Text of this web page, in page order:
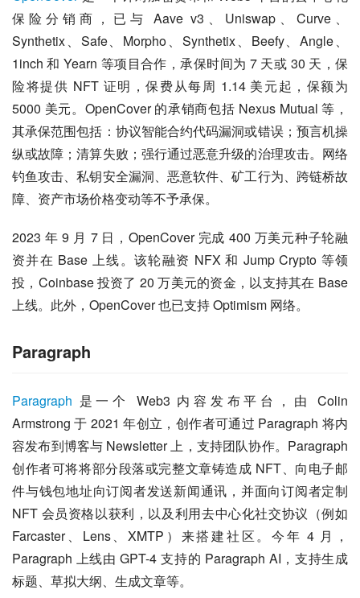
保险分销商，已与 Aave v3、Uniswap、Curve、
Synthetix、Safe、Morpho、Synthetix、Beefy、Angle、
1inch 和 Yearn 等项目合作，承保时间为 7 天或 30 天，保
险将提供 NFT 证明，保费从每周 1.14 美元起，保额为
5000 美元。OpenCover 的承销商包括 Nexus Mutual 等，
其承保范围包括：协议智能合约代码漏洞或错误；预言机操
纵或故障；清算失败；强行通过恶意升级的治理攻击。网络
钓鱼攻击、私钥安全漏洞、恶意软件、矿工行为、跨链桥故
障、资产市场价格变动等不予承保。
2023 年 9 月 7 日，OpenCover 完成 400 万美元种子轮融
资并在 Base 上线。该轮融资 NFX 和 Jump Crypto 等领
投，Coinbase 投资了 20 万美元的资金，以支持其在 Base
上线。此外，OpenCover 也已支持 Optimism 网络。
Paragraph
Paragraph 是一个 Web3 内容发布平台，由 Colin
Armstrong 于 2021 年创立，创作者可通过 Paragraph 将内
容发布到博客与 Newsletter 上，支持团队协作。Paragraph
创作者可将将部分段落或完整文章铸造成 NFT、向电子邮
件与钱包地址向订阅者发送新闻通讯，并面向订阅者定制
NFT 会员资格以获利，以及利用去中心化社交协议（例如
Farcaster、Lens、XMTP）来搭建社区。今年 4 月，
Paragraph 上线由 GPT-4 支持的 Paragraph AI，支持生成
标题、草拟大纲、生成文章等。